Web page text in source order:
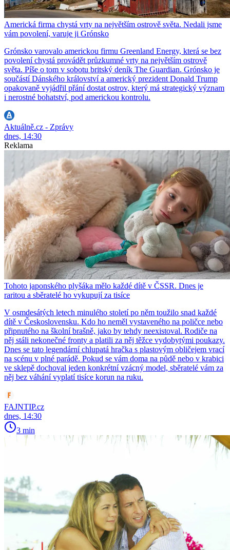
Americká firma chystá vrty na největším ostrově světa. Nedali jsme
vám povolení, varuje ji Grónsko
Grónsko varovalo americkou firmu Greenland Energy, která se bez
povolení chystá provádět průzkumné vrty na největším ostrově
světa. Píše o tom v sobotu britský deník The Guardian. Grónsko je
součástí Dánského království a americký prezident Donald Trump
opakovaně vyjádřil přání dostat ostrov, který má strategický význam
i nerostné bohatství, pod americkou kontrolu.
Aktuálně.cz - Zprávy
dnes, 14:30
Reklama
Tohoto japonského plyšáka mělo každé dítě v ČSSR. Dnes je
raritou a sběratelé ho vykupují za tisíce
V osmdesátých letech minulého století po něm toužilo snad každé
dítě v Československu. Kdo ho neměl vystaveného na poličce nebo
připnutého na školní brašně, jako by tehdy neexistoval. Rodiče na
něj stáli nekonečné fronty a platili za něj těžce vydobytými poukazy.
Dnes se tato legendární chlupatá hračka s plastovým obličejem vrací
na scénu v plné parádě. Pokud se vám doma na půdě nebo v krabici
ve sklepě dochoval jeden konkrétní vzácný model, sběratelé vám za
něj bez váhání vyplatí tisíce korun na ruku.
FAJNTIP.cz
dnes, 14:30
3 min